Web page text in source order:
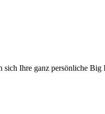
sich Ihre ganz persönliche Big